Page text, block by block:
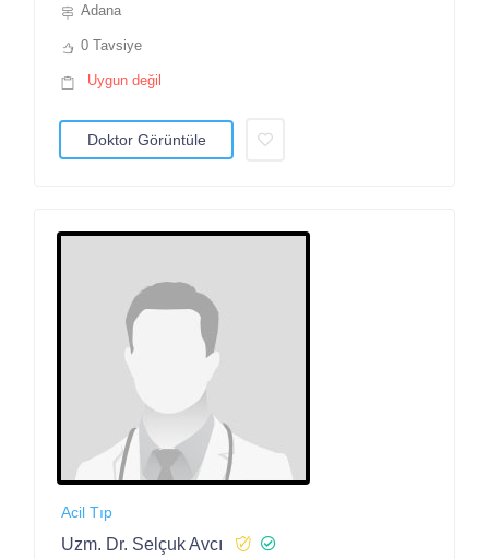
Adana
0 Tavsiye
Uygun değil
Doktor Görüntüle
Acil Tıp
Uzm. Dr. Selçuk Avcı